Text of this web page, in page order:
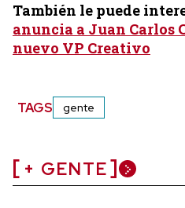
También le puede
anuncia a Juan Carlos
nuevo VP Creativo
TAGS gente
+ GENTE